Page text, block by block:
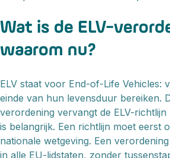
Wat is de ELV-
waarom nu?
ELV staat voor End-of-Life Vehicles:
einde van hun levensduur bereiken.
verordening vervangt de ELV-
is belangrijk. Een richtlijn moet eerst
nationale wetgeving. Een
in alle EU-lidstaten, zonder